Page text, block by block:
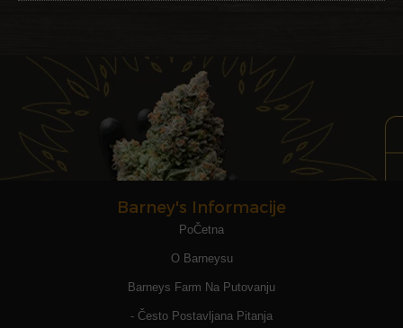
Barney's Informacije
PoČetna
O Barneysu
Barneys Farm Na Putovanju
- Često Postavljana Pitanja